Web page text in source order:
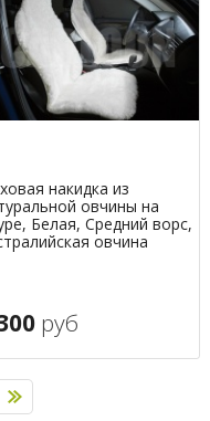
накидка из
овчины на
Белая, Средний ворс,
овчина
руб